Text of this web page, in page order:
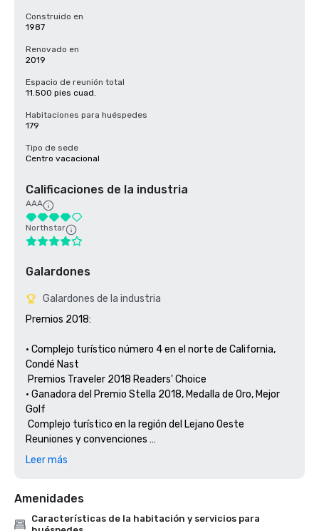
Construido en
1987
Renovado en
2019
Espacio de reunión total
11.500 pies cuad.
Habitaciones para huéspedes
179
Tipo de sede
Centro vacacional
Calificaciones de la industria
AAA
Northstar
Galardones
Galardones de la industria
Premios 2018:
• Complejo turístico número 4 en el norte de California,
Condé Nast
Premios Traveler 2018 Readers' Choice
• Ganadora del Premio Stella 2018, Medalla de Oro, Mejor
Golf
Complejo turístico en la región del Lejano Oeste
Reuniones y convenciones
y reuniones exitosas
Reuniones y
Leer más
Amenidades
Características de la habitación y servicios para